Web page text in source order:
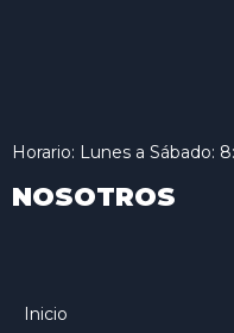
Horario: Lunes a Sábado:
NOSOTROS
Inicio